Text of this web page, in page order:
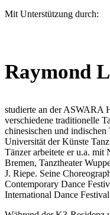
Mit Unterstützung durch:
Raymond
studierte an der ASWARA
verschiedene traditionelle
chinesischen und
Universität der Künste
Tänzer arbeitete er u.a. mit
Bremen, Tanztheater
J. Riepe. Seine
Contemporary Dance
International Dance